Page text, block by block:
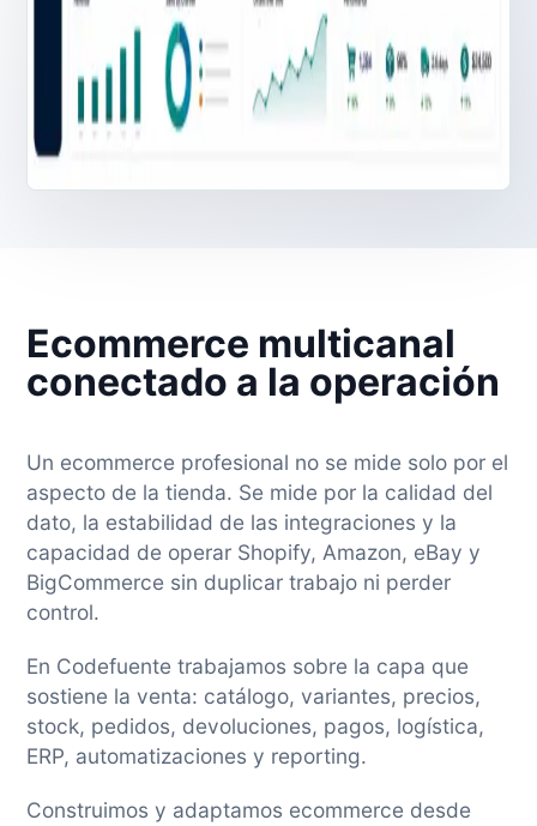
Ecommerce multicanal
conectado a la operación
Un ecommerce profesional no se mide solo por el
aspecto de la tienda. Se mide por la calidad del
dato, la estabilidad de las integraciones y la
capacidad de operar Shopify, Amazon, eBay y
BigCommerce sin duplicar trabajo ni perder
control.
En Codefuente trabajamos sobre la capa que
sostiene la venta: catálogo, variantes, precios,
stock, pedidos, devoluciones, pagos, logística,
ERP, automatizaciones y reporting.
Construimos y adaptamos ecommerce desde